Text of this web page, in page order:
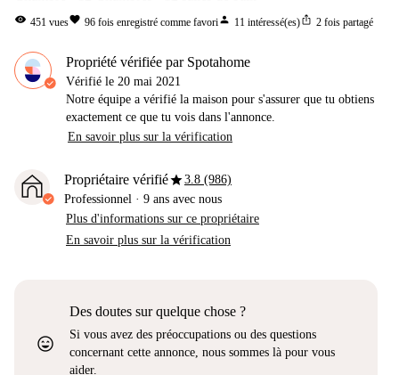
visibility 451 vuesfavorite 96 fois enregistré comme favoriperson 11 intéressé(es)ios_share 2 fois partagé
Propriété vérifiée par Spotahome
Vérifié le 20 mai 2021
Notre équipe a vérifié la maison pour s'assurer que tu obtiens
exactement ce que tu vois dans l'annonce.
En savoir plus sur la vérification
Propriétaire vérifiéstar3.8 (986)
Professionnel · 9 ans avec nous
Plus d'informations sur ce propriétaire
En savoir plus sur la vérification
sentiment_very_satisfied
Des doutes sur quelque chose ?
Si vous avez des préoccupations ou des questions
concernant cette annonce, nous sommes là pour vous
aider.